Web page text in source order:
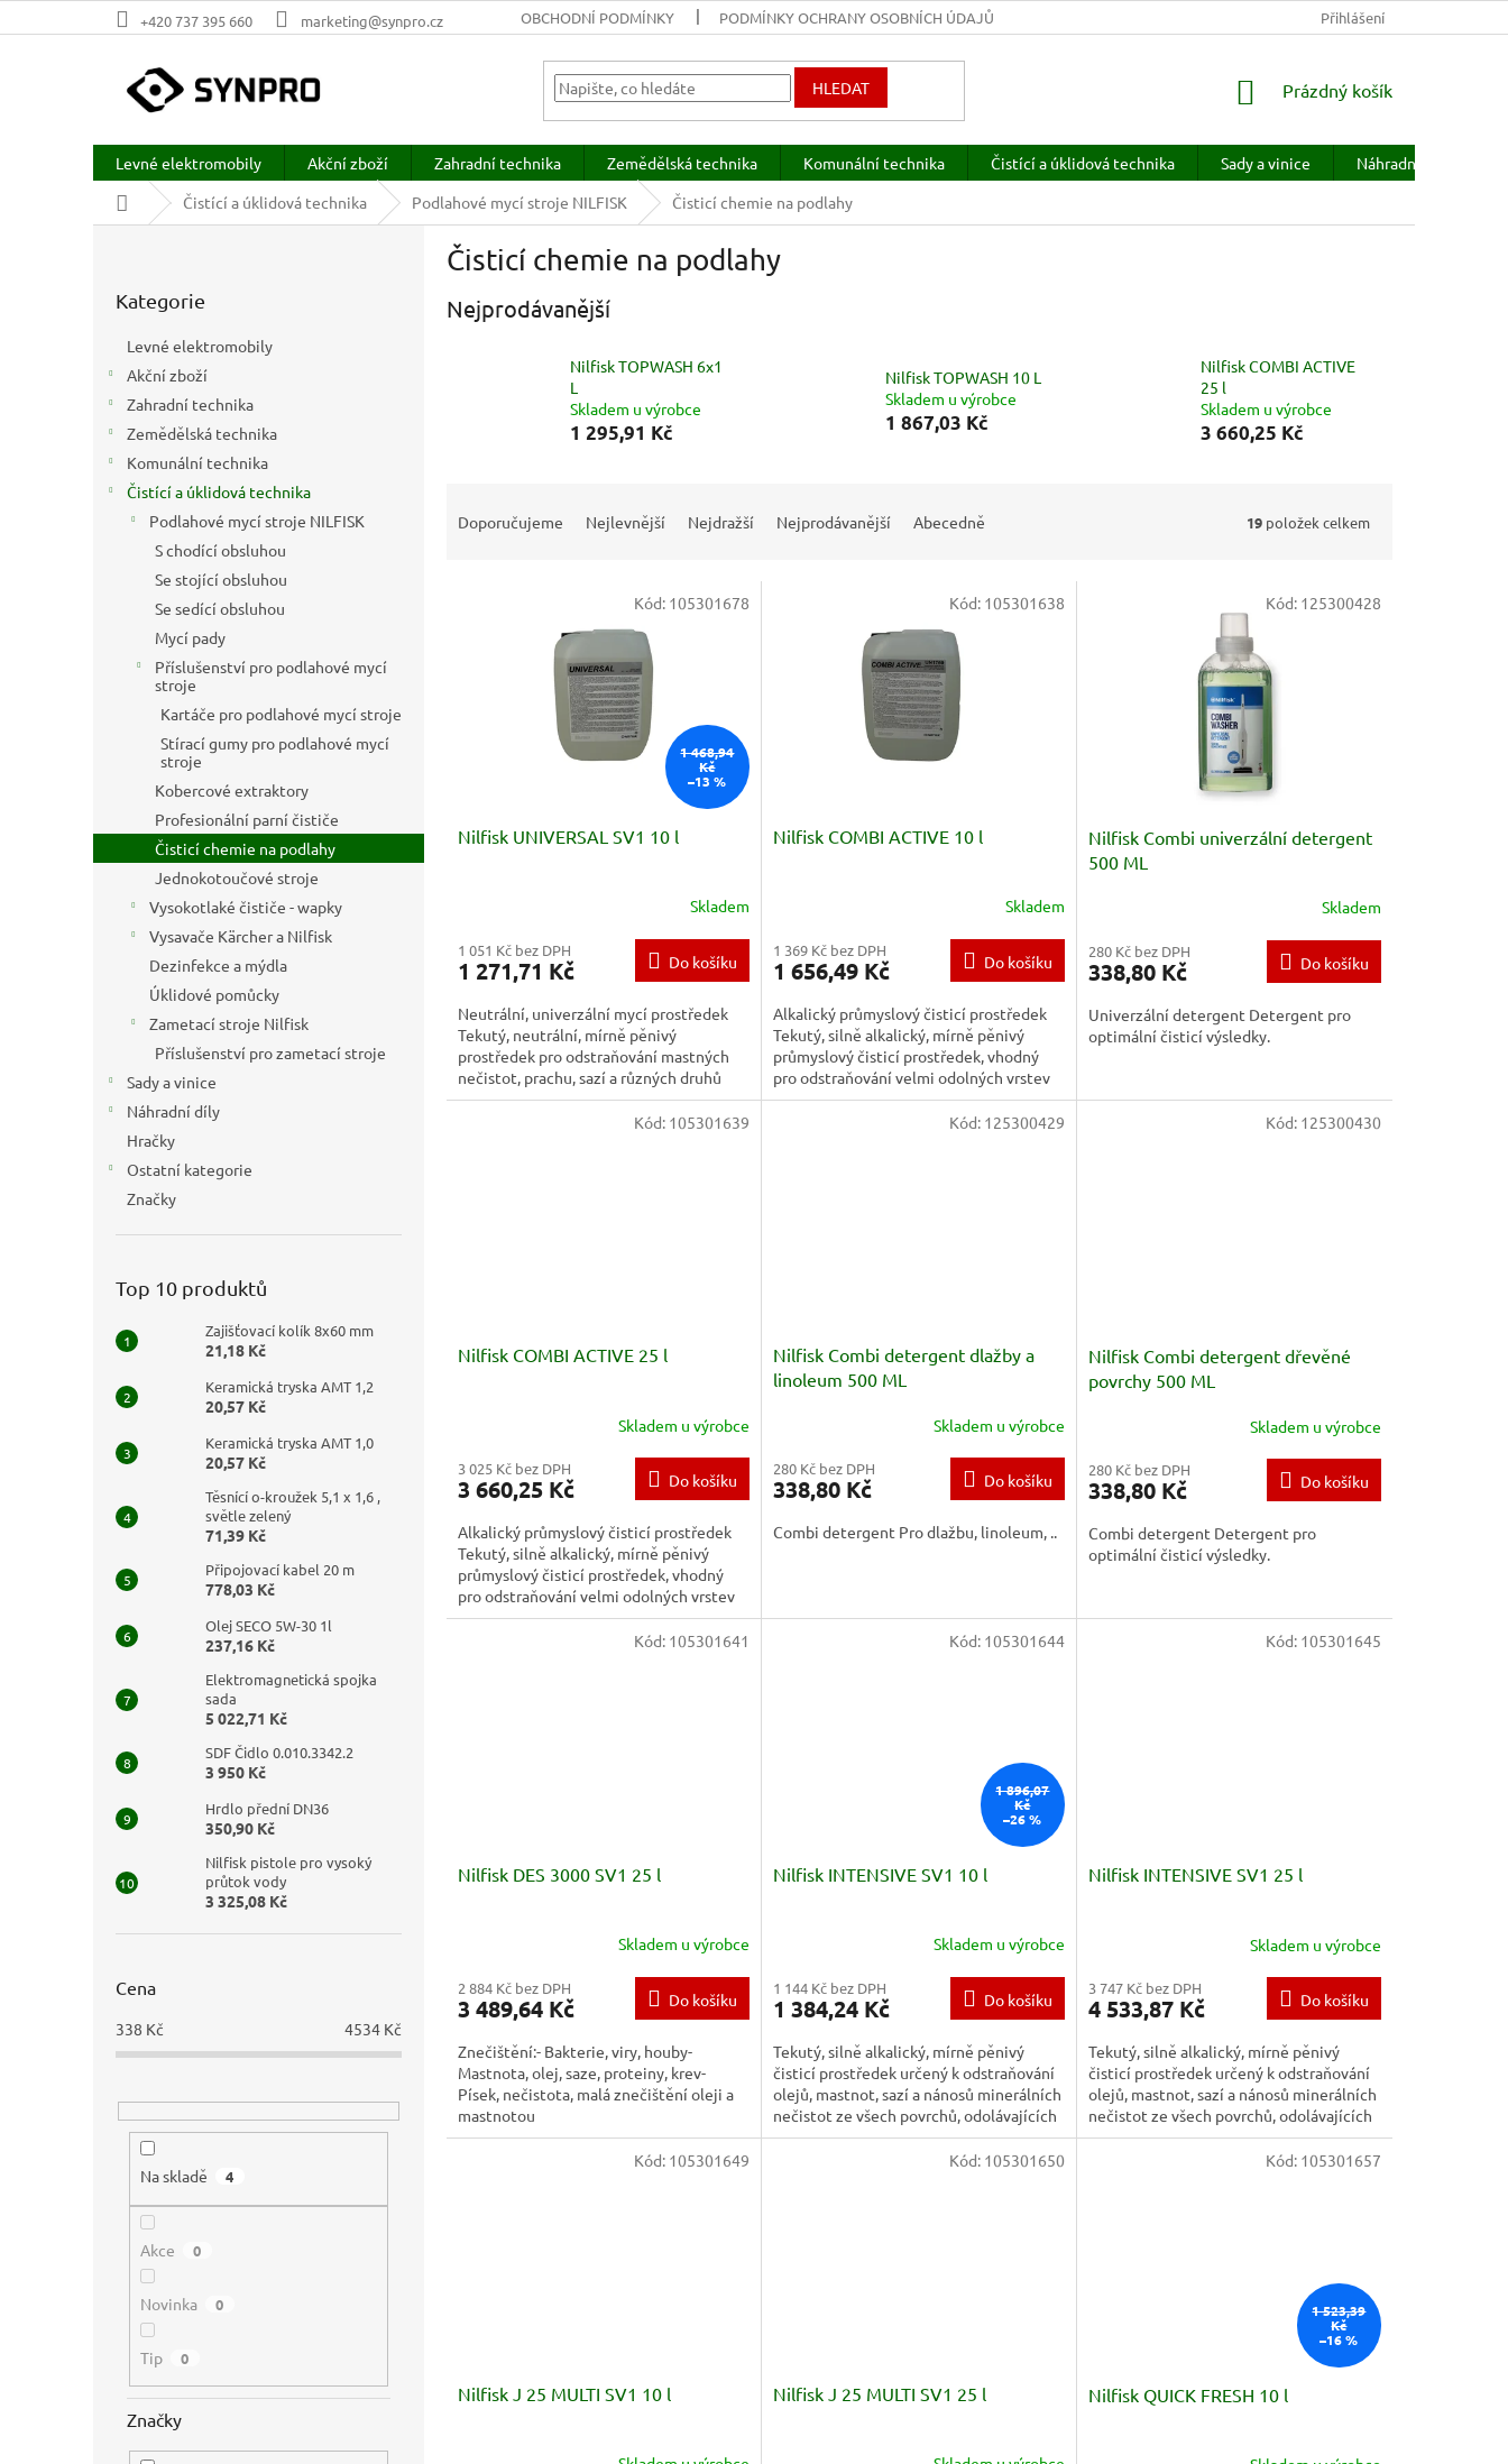
na
+420 737 395 660 marketing@synpro.cz OBCHODNÍ PODMÍNKY PODMÍNKY OCHRANY OSOBNÍCH ÚDAJŮ PRODÁVANÉ ZNAČKY
Přihlášení
HLEDAT
NÁKUPNÍ
Prázdný košík
Levné elektromobily Akční zboží Zahradní technika Zemědělská technika Komunální technika Čistící a úklidová technika Sady a vinice Náhradní díly
Domů
Čistící a úklidová technika Podlahové mycí stroje NILFISK Čisticí chemie na podlahy
kategorie
Kategorie
Levné elektromobily
Akční zboží
Zahradní technika
Zemědělská technika
Komunální technika
Čistící a úklidová technika
Podlahové mycí stroje NILFISK
S chodící obsluhou
Se stojící obsluhou
Se sedící obsluhou
Mycí pady
Příslušenství pro podlahové mycí
stroje
Kartáče pro podlahové mycí stroje
Stírací gumy pro podlahové mycí
stroje
Kobercové extraktory
Profesionální parní čističe
Čisticí chemie na podlahy
Jednokotoučové stroje
Vysokotlaké čističe - wapky
Vysavače Kärcher a Nilfisk
Dezinfekce a mýdla
Úklidové pomůcky
Zametací stroje Nilfisk
Příslušenství pro zametací stroje
Sady a vinice
Náhradní díly
Hračky
Ostatní kategorie
Značky
Top 10 produktů
Zajišťovací kolík 8x60 mm
21,18 Kč
Keramická tryska AMT 1,2
20,57 Kč
Keramická tryska AMT 1,0
20,57 Kč
Těsnící o-kroužek 5,1 x 1,6 ,
světle zelený
71,39 Kč
Připojovací kabel 20 m
778,03 Kč
Olej SECO 5W-30 1l
237,16 Kč
Elektromagnetická spojka
sada
5 022,71 Kč
SDF Čidlo 0.010.3342.2
3 950 Kč
Hrdlo přední DN36
350,90 Kč
Nilfisk pistole pro vysoký
průtok vody
3 325,08 Kč
Cena
338 Kč 4534 Kč
Na skladě 4
Akce 0
Novinka 0
Tip 0
Značky
Čisticí chemie na podlahy
Nejprodávanější
Nilfisk TOPWASH 6x1
L
Skladem u výrobce
1 295,91 Kč
Nilfisk TOPWASH 10 L
Skladem u výrobce
1 867,03 Kč
Nilfisk COMBI ACTIVE
25 l
Skladem u výrobce
3 660,25 Kč
Doporučujeme Nejlevnější Nejdražší Nejprodávanější Abecedně 19 položek celkem
1 468,94
Kč
–13 %
Nilfisk UNIVERSAL SV1 10 l
Skladem
1 051 Kč bez DPH
1 271,71 Kč Do košíku
Neutrální, univerzální mycí prostředek
Tekutý, neutrální, mírně pěnivý
prostředek pro odstraňování mastných
nečistot, prachu, sazí a různých druhů
usazenin ze všech...
Kód: 105301678
Nilfisk COMBI ACTIVE 10 l
Skladem
1 369 Kč bez DPH
1 656,49 Kč Do košíku
Alkalický průmyslový čisticí prostředek
Tekutý, silně alkalický, mírně pěnivý
průmyslový čisticí prostředek, vhodný
pro odstraňování velmi odolných vrstev
oleje a maziv, sazí,...
Kód: 105301638
Nilfisk Combi univerzální detergent
500 ML
Skladem
280 Kč bez DPH
338,80 Kč Do košíku
Univerzální detergent Detergent pro
optimální čisticí výsledky.
Kód: 125300428
Nilfisk COMBI ACTIVE 25 l
Skladem u výrobce
3 025 Kč bez DPH
3 660,25 Kč Do košíku
Alkalický průmyslový čisticí prostředek
Tekutý, silně alkalický, mírně pěnivý
průmyslový čisticí prostředek, vhodný
pro odstraňování velmi odolných vrstev
oleje a maziv, sazí,...
Kód: 105301639
Nilfisk Combi detergent dlažby a
linoleum 500 ML
Skladem u výrobce
280 Kč bez DPH
338,80 Kč Do košíku
Combi detergent Pro dlažbu, linoleum, ..
Kód: 125300429
Nilfisk Combi detergent dřevěné
povrchy 500 ML
Skladem u výrobce
280 Kč bez DPH
338,80 Kč Do košíku
Combi detergent Detergent pro
optimální čisticí výsledky.
Kód: 125300430
Nilfisk DES 3000 SV1 25 l
Skladem u výrobce
2 884 Kč bez DPH
3 489,64 Kč Do košíku
Znečištění:- Bakterie, viry, houby-
Mastnota, olej, saze, proteiny, krev-
Písek, nečistota, malá znečištění oleji a
mastnotou
Kód: 105301641
1 896,07
Kč
–26 %
Nilfisk INTENSIVE SV1 10 l
Skladem u výrobce
1 144 Kč bez DPH
1 384,24 Kč Do košíku
Tekutý, silně alkalický, mírně pěnivý
čisticí prostředek určený k odstraňování
olejů, mastnot, sazí a nánosů minerálních
nečistot ze všech povrchů, odolávajících
alkáliím....
Kód: 105301644
Nilfisk INTENSIVE SV1 25 l
Skladem u výrobce
3 747 Kč bez DPH
4 533,87 Kč Do košíku
Tekutý, silně alkalický, mírně pěnivý
čisticí prostředek určený k odstraňování
olejů, mastnot, sazí a nánosů minerálních
nečistot ze všech povrchů, odolávajících
alkáliím....
Kód: 105301645
Nilfisk J 25 MULTI SV1 10 l
Kód: 105301649
Nilfisk J 25 MULTI SV1 25 l
Kód: 105301650
1 523,39
Kč
–16 %
Nilfisk QUICK FRESH 10 l
Kód: 105301657